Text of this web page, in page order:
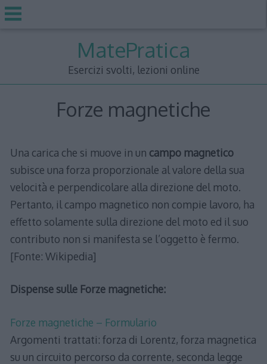
MatePratica
Esercizi svolti, lezioni online
Forze magnetiche
Una carica che si muove in un campo magnetico
subisce una forza proporzionale al valore della sua
velocità e perpendicolare alla direzione del moto.
Pertanto, il campo magnetico non compie lavoro, ha
effetto solamente sulla direzione del moto ed il suo
contributo non si manifesta se l’oggetto è fermo.
[Fonte: Wikipedia]
Dispense sulle Forze magnetiche:
Forze magnetiche – Formulario
Argomenti trattati: forza di Lorentz, forza magnetica
su un circuito percorso da corrente, seconda legge